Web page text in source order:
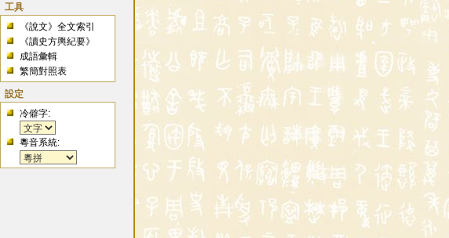
工具
《說文》全文索引
《讀史方輿紀要》
成語彙輯
繁簡對照表
設定
冷僻字:
粵音系統: